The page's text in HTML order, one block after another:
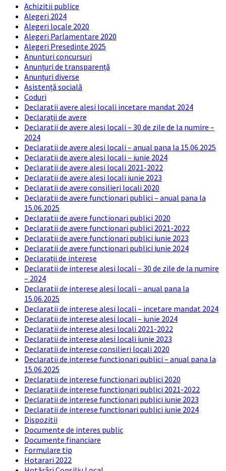
Achizitii publice
Alegeri 2024
Alegeri locale 2020
Alegeri Parlamentare 2020
Alegeri Presedinte 2025
Anunturi concursuri
Anunțuri de transparență
Anunțuri diverse
Asistență socială
Coduri
Declaratii avere alesi locali incetare mandat 2024
Declarații de avere
Declaratii de avere alesi locali – 30 de zile de la numire –
2024
Declaratii de avere alesi locali – anual pana la 15.06.2025
Declaratii de avere alesi locali – iunie 2024
Declaratii de avere alesi locali 2021-2022
Declaratii de avere alesi locali iunie 2023
Declaratii de avere consilieri locali 2020
Declaratii de avere functionari publici – anual pana la
15.06.2025
Declaratii de avere functionari publici 2020
Declaratii de avere functionari publici 2021-2022
Declaratii de avere functionari publici iunie 2023
Declaratii de avere functionari publici iunie 2024
Declarații de interese
Declaratii de interese alesi locali – 30 de zile de la numire
– 2024
Declaratii de interese alesi locali – anual pana la
15.06.2025
Declaratii de interese alesi locali – incetare mandat 2024
Declaratii de interese alesi locali – iunie 2024
Declaratii de interese alesi locali 2021-2022
Declaratii de interese alesi locali iunie 2023
Declaratii de interese consilieri locali 2020
Declaratii de interese functionari publici – anual pana la
15.06.2025
Declaratii de interese functionari publici 2020
Declaratii de interese functionari publici 2021-2022
Declaratii de interese functionari publici iunie 2023
Declaratii de interese functionari publici iunie 2024
Dispozitii
Documente de interes public
Documente financiare
Formulare tip
Hotarari 2022